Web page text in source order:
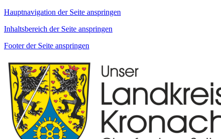
Hauptnavigation der Seite anspringen
Inhaltsbereich der Seite anspringen
Footer der Seite anspringen